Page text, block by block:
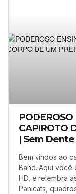
PODEROSO
CAPIROTO
| Sem Dente
Bem vindos ao
Band. Aqui você
HD, e relembra
Panicats,